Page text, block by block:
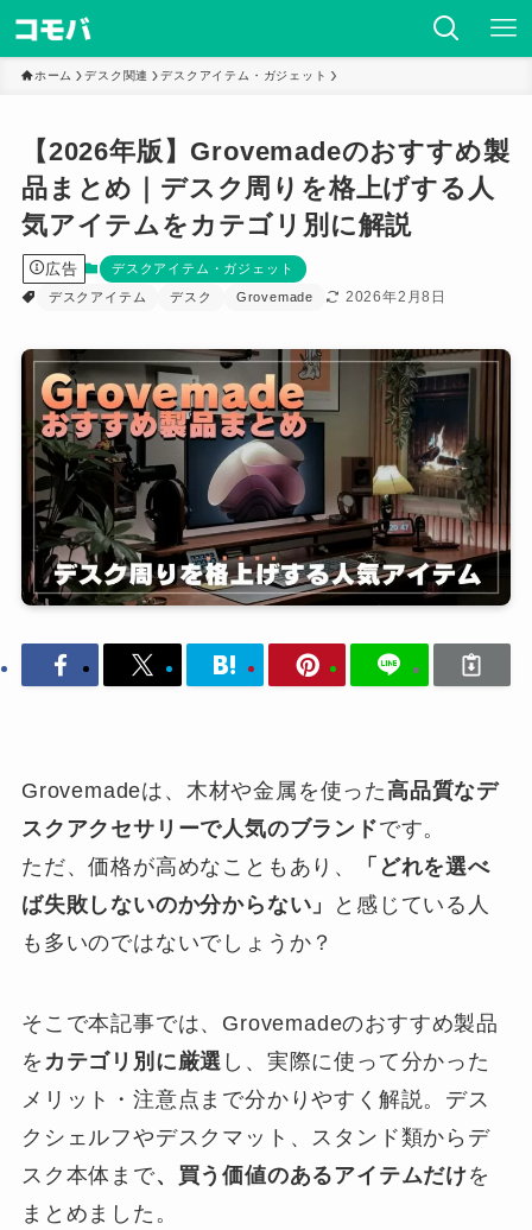
ホーム デスク関連 デスクアイテム・ガジェット
【2026年版】Grovemadeのおすすめ製
品まとめ｜デスク周りを格上げする人
気アイテムをカテゴリ別に解説
広告
デスクアイテム・ガジェット
デスクアイテム
デスク Grovemade 2026年2月8日
Grovemadeは、木材や金属を使った高品質なデ
スクアクセサリーで人気のブランドです。
ただ、価格が高めなこともあり、
「どれを選べ
ば失敗しないのか分からない」
と感じている人
も多いのではないでしょうか？
そこで本記事では、Grovemadeのおすすめ製品
を カテゴリ別に厳選 し、実際に使って分かった
メリット・注意点まで分かりやすく解説。デス
クシェルフやデスクマット、スタンド類からデ
スク本体まで、買う価値のあるアイテムだけを
まとめました。